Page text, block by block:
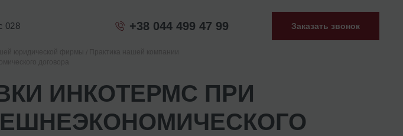
028 +38 044 499 47 99 Заказать звонок
ИНКОТЕРМС ПРИ